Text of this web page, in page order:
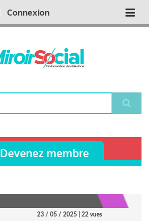
Connexion
Devenez membre
23 / 05 / 2025
| 22 vues